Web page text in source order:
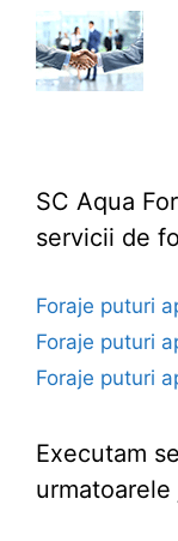
SC Aqua
servicii de
Foraje puturi
Foraje puturi
Foraje puturi
Executam